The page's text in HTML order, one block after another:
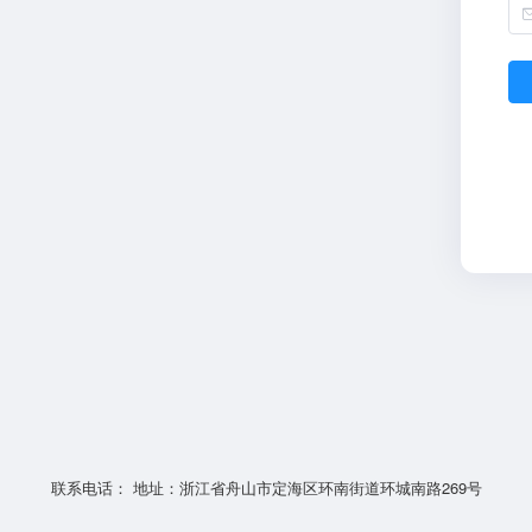
联系电话： 地址：浙江省舟山市定海区环南街道环城南路269号